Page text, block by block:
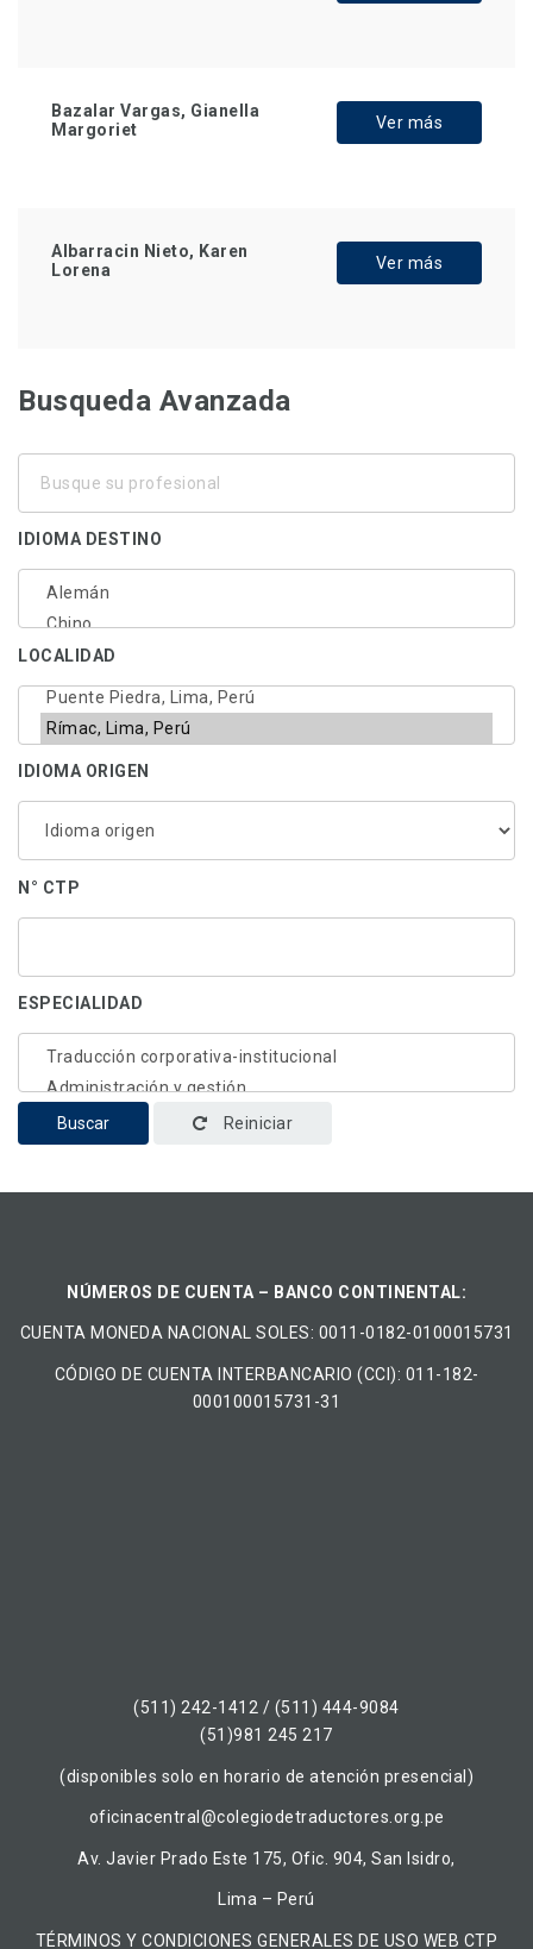
Bazalar Vargas, Gianella
Margoriet
Ver más
Albarracin Nieto, Karen
Lorena
Ver más
Busqueda Avanzada
profesional
IDIOMA DESTINO
LOCALIDAD
IDIOMA ORIGEN
N° CTP
ESPECIALIDAD
Buscar Reiniciar
NÚMEROS DE CUENTA – BANCO CONTINENTAL:
CUENTA MONEDA NACIONAL​ ​SOLES​: 0011-0182-0100015731
CÓDIGO DE CUENTA INTERBANCARIO (CCI): 011-182-
000100015731-31
(511) 242-1412 / (511) 444-9084
(51)981 245 217
(disponibles solo en horario de atención presencial)
oficinacentral@colegiodetraductores.org.pe
Av. Javier Prado Este 175, Ofic. 904, San Isidro,
Lima – Perú
TÉRMINOS Y CONDICIONES GENERALES DE USO WEB CTP